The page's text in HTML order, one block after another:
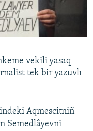
vekili yasaq
tek bir yazuvlı
Aqmescitniñ
Semedlâyevni